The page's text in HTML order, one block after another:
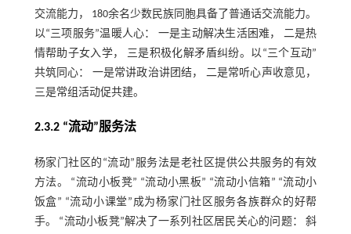
交流能力， 180余名少数民族同胞具备了普通话交流能力。
以“三项服务”温暖人心： 一是主动解决生活困难， 二是热
情帮助子女入学， 三是积极化解矛盾纠纷。以“三个互动”
共筑同心： 一是常讲政治讲团结， 二是常听心声收意见，
三是常组活动促共建。
2.3.2 “流动”服务法
杨家门社区的“流动”服务法是老社区提供公共服务的有效
方法。 “流动小板凳” “流动小黑板” “流动小信箱” “流动小
饭盒” “流动小课堂”成为杨家门社区服务各族群众的好帮
手。 “流动小板凳”解决了一系列社区居民关心的问题： 斜